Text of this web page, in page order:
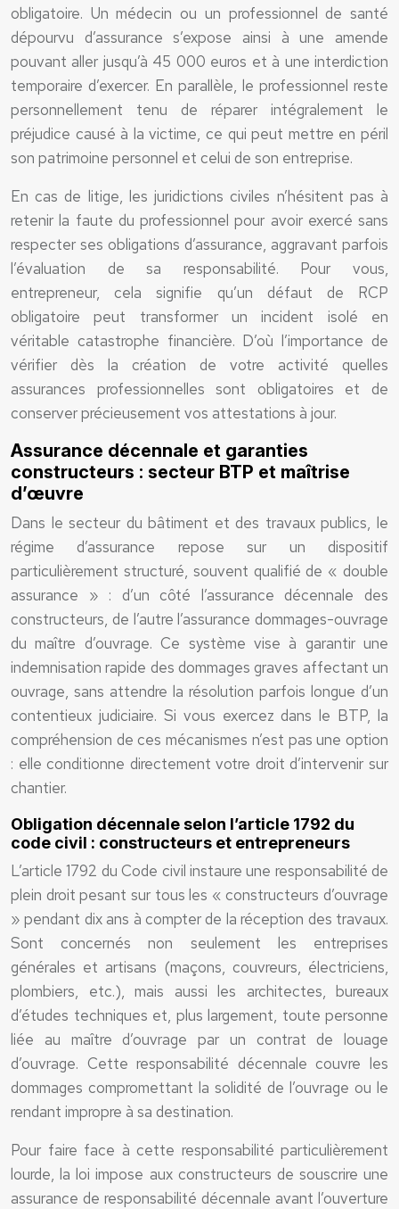
obligatoire. Un médecin ou un professionnel de santé
dépourvu d’assurance s’expose ainsi à une amende
pouvant aller jusqu’à 45 000 euros et à une interdiction
temporaire d’exercer. En parallèle, le professionnel reste
personnellement tenu de réparer intégralement le
préjudice causé à la victime, ce qui peut mettre en péril
son patrimoine personnel et celui de son entreprise.
En cas de litige, les juridictions civiles n’hésitent pas à
retenir la faute du professionnel pour avoir exercé sans
respecter ses obligations d’assurance, aggravant parfois
l’évaluation de sa responsabilité. Pour vous,
entrepreneur, cela signifie qu’un défaut de RCP
obligatoire peut transformer un incident isolé en
véritable catastrophe financière. D’où l’importance de
vérifier dès la création de votre activité quelles
assurances professionnelles sont obligatoires et de
conserver précieusement vos attestations à jour.
Assurance décennale et garanties
constructeurs : secteur BTP et maîtrise
d’œuvre
Dans le secteur du bâtiment et des travaux publics, le
régime d’assurance repose sur un dispositif
particulièrement structuré, souvent qualifié de « double
assurance » : d’un côté l’assurance décennale des
constructeurs, de l’autre l’assurance dommages-ouvrage
du maître d’ouvrage. Ce système vise à garantir une
indemnisation rapide des dommages graves affectant un
ouvrage, sans attendre la résolution parfois longue d’un
contentieux judiciaire. Si vous exercez dans le BTP, la
compréhension de ces mécanismes n’est pas une option
: elle conditionne directement votre droit d’intervenir sur
chantier.
Obligation décennale selon l’article 1792 du
code civil : constructeurs et entrepreneurs
L’article 1792 du Code civil instaure une responsabilité de
plein droit pesant sur tous les « constructeurs d’ouvrage
» pendant dix ans à compter de la réception des travaux.
Sont concernés non seulement les entreprises
générales et artisans (maçons, couvreurs, électriciens,
plombiers, etc.), mais aussi les architectes, bureaux
d’études techniques et, plus largement, toute personne
liée au maître d’ouvrage par un contrat de louage
d’ouvrage. Cette responsabilité décennale couvre les
dommages compromettant la solidité de l’ouvrage ou le
rendant impropre à sa destination.
Pour faire face à cette responsabilité particulièrement
lourde, la loi impose aux constructeurs de souscrire une
assurance de responsabilité décennale avant l’ouverture